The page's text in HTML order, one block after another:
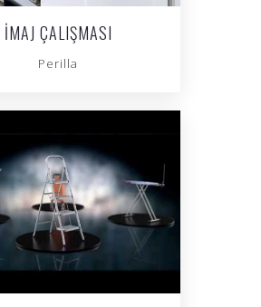
İMAJ ÇALIŞMASI
Perilla